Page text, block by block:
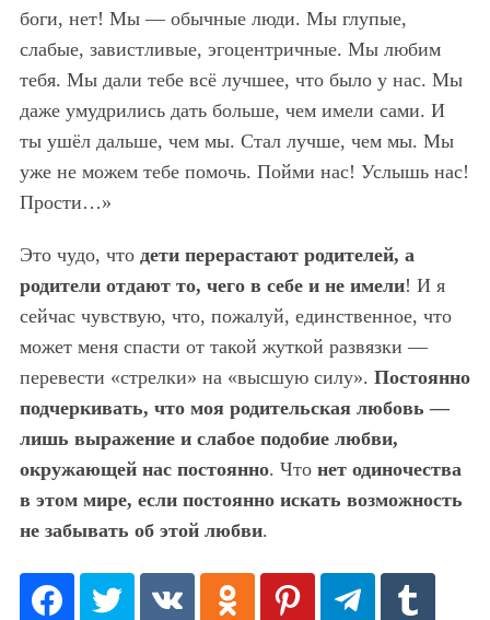
боги, нет! Мы — обычные люди. Мы глупые,
слабые, завистливые, эгоцентричные. Мы любим
тебя. Мы дали тебе всё лучшее, что было у нас. Мы
даже умудрились дать больше, чем имели сами. И
ты ушёл дальше, чем мы. Стал лучше, чем мы. Мы
уже не можем тебе помочь. Пойми нас! Услышь нас!
Прости…»
Это чудо, что дети перерастают родителей, а
родители отдают то, чего в себе и не имели! И я
сейчас чувствую, что, пожалуй, единственное, что
может меня спасти от такой жуткой развязки —
перевести «стрелки» на «высшую силу». Постоянно
подчеркивать, что моя родительская любовь —
лишь выражение и слабое подобие любви,
окружающей нас постоянно. Что нет одиночества
в этом мире, если постоянно искать возможность
не забывать об этой любви.
S
r
c
h
o
По авторам